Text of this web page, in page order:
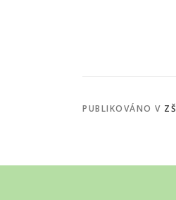
PUBLIKOVÁNO V ZŠ